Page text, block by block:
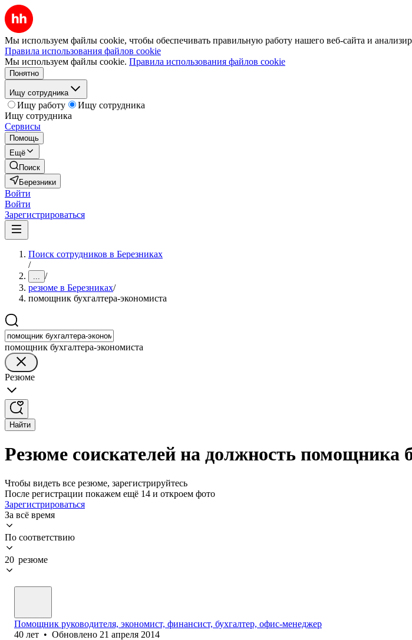
Мы используем файлы cookie, чтобы обеспечивать правильную работу нашего веб-сайта и
Правила использования файлов cookie
Мы используем файлы cookie. Правила использования файлов cookie
Понятно
Ищу сотрудника
Ищу работу
Ищу сотрудника
Ищу сотрудника
Сервисы
Помощь
Ещё
Поиск
Березники
Войти
Войти
Зарегистрироваться
Поиск сотрудников в Березниках
/
... /
резюме в Березниках/
помощник бухгалтера-экономиста
помощник бухгалтера-экономиста
Резюме
Найти
Резюме соискателей на должность помощника
Чтобы видеть все резюме, зарегистрируйтесь
После регистрации покажем ещё 14 и откроем фото
Зарегистрироваться
За всё время
По соответствию
20 резюме
Помощник руководителя, экономист, финансист, бухгалтер, офис-менеджер
40 лет • Обновлено 21 апреля 2014